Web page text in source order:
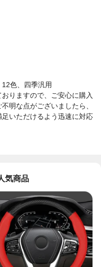
12色、四季汎用
りますので、ご安心に購入
明な点がございましたら、
いただけるよう迅速に対応
気商品